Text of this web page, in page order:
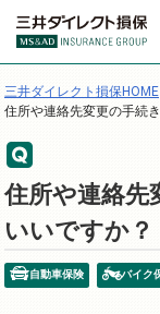
三井ダイレクト損保HOME
住所や連絡先変更の手続
住所や連絡先
いいですか？
自動車保険 バイク